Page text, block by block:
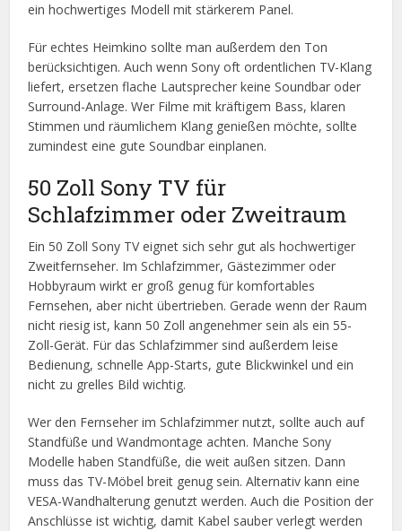
ein hochwertiges Modell mit stärkerem Panel.
Für echtes Heimkino sollte man außerdem den Ton
berücksichtigen. Auch wenn Sony oft ordentlichen TV-Klang
liefert, ersetzen flache Lautsprecher keine Soundbar oder
Surround-Anlage. Wer Filme mit kräftigem Bass, klaren
Stimmen und räumlichem Klang genießen möchte, sollte
zumindest eine gute Soundbar einplanen.
50 Zoll Sony TV für
Schlafzimmer oder Zweitraum
Ein 50 Zoll Sony TV eignet sich sehr gut als hochwertiger
Zweitfernseher. Im Schlafzimmer, Gästezimmer oder
Hobbyraum wirkt er groß genug für komfortables
Fernsehen, aber nicht übertrieben. Gerade wenn der Raum
nicht riesig ist, kann 50 Zoll angenehmer sein als ein 55-
Zoll-Gerät. Für das Schlafzimmer sind außerdem leise
Bedienung, schnelle App-Starts, gute Blickwinkel und ein
nicht zu grelles Bild wichtig.
Wer den Fernseher im Schlafzimmer nutzt, sollte auch auf
Standfüße und Wandmontage achten. Manche Sony
Modelle haben Standfüße, die weit außen sitzen. Dann
muss das TV-Möbel breit genug sein. Alternativ kann eine
VESA-Wandhalterung genutzt werden. Auch die Position der
Anschlüsse ist wichtig, damit Kabel sauber verlegt werden